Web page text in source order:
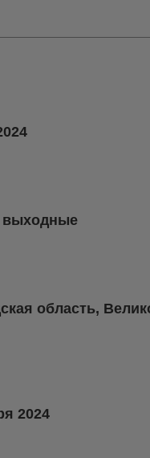
выходные
область,
2024